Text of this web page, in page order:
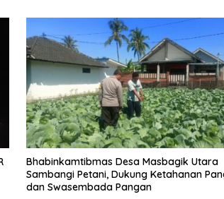
Bhabinkamtibmas Desa Masbagik Utara
Sambangi Petani, Dukung Ketahanan
dan Swasembada Pangan